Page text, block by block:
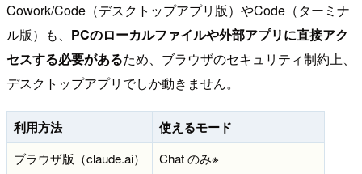
Cowork/Code（デスクトップアプリ版）やCode（ターミナ
ル版）も、 PCのローカルファイルや外部アプリに直接アク
セスする必要があるため、ブラウザのセキュリティ制約上、
デスクトップアプリでしか動きません。
利用方法 使えるモード
ブラウザ版（claude.ai） Chat のみ※